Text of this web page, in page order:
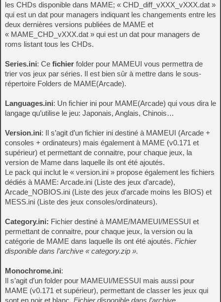
les CHDs disponible dans MAME; « CHD_diff_vXXX_vXXX.dat »
qui est un dat pour managers indiquant les changements entre les
deux dernières versions publiées de MAME et
« MAME_CHD_vXXX.dat » qui est un dat pour managers de
roms listant tous les CHDs.
Series.ini: Ce fichier folder pour MAMEUI vous permettra de
trier vos jeux par séries. Il est bien sûr à mettre dans le sous-
répertoire Folders de MAME(Arcade).
Languages.ini: Un fichier ini pour MAME(Arcade) qui vous dira le
langage qu’utilise le jeu: Japonais, Anglais, Chinois…
Version.ini: Il s’agit d’un fichier ini destiné à MAMEUI (Arcade +
consoles + ordinateurs) mais également à MAME (v0.171 et
supérieur) et permettant de connaitre, pour chaque jeux, la
version de Mame dans laquelle ils ont été ajoutés.
Le pack qui inclut le « version.ini » propose également les fichiers
dédiés à MAME: Arcade.ini (Liste des jeux d’arcade),
Arcade_NOBIOS.ini (Liste des jeux d’arcade moins les BIOS) et
MESS.ini (Liste des jeux consoles/ordinateurs).
Category.ini: Fichier destiné à MAME/MAMEUI/MESSUI et
permettant de connaitre, pour chaque jeux, la version ou la
catégorie de MAME dans laquelle ils ont été ajoutés. Fichier
disponible dans l’archive « category.zip ».
Monochrome.ini:
Il s’agit d’un folder pour MAMEUI/MESSUI mais aussi pour
MAME (v0.171 et supérieur), permettant de classer les jeux qui
sont en noir et blanc. Fichier disponible dans l’archive